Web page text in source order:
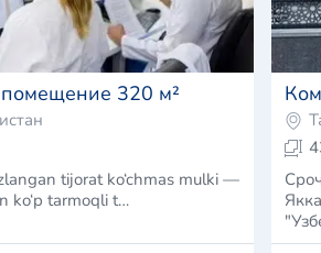
320 м²
ko‘p tarmoqli t…
Срочно